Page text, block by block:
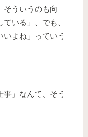
そういうのも向
いる」、でも、
いよね」っていう
事」なんて、そう